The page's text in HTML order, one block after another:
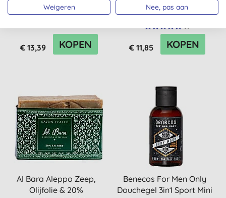
€ 13,39 KOPEN
500ml
€ 11,85 KOPEN
Al Bara Aleppo Zeep,
Olijfolie & 20%
Benecos For Men Only
Douchegel 3in1 Sport Mini
Weigeren Nee, pas aan